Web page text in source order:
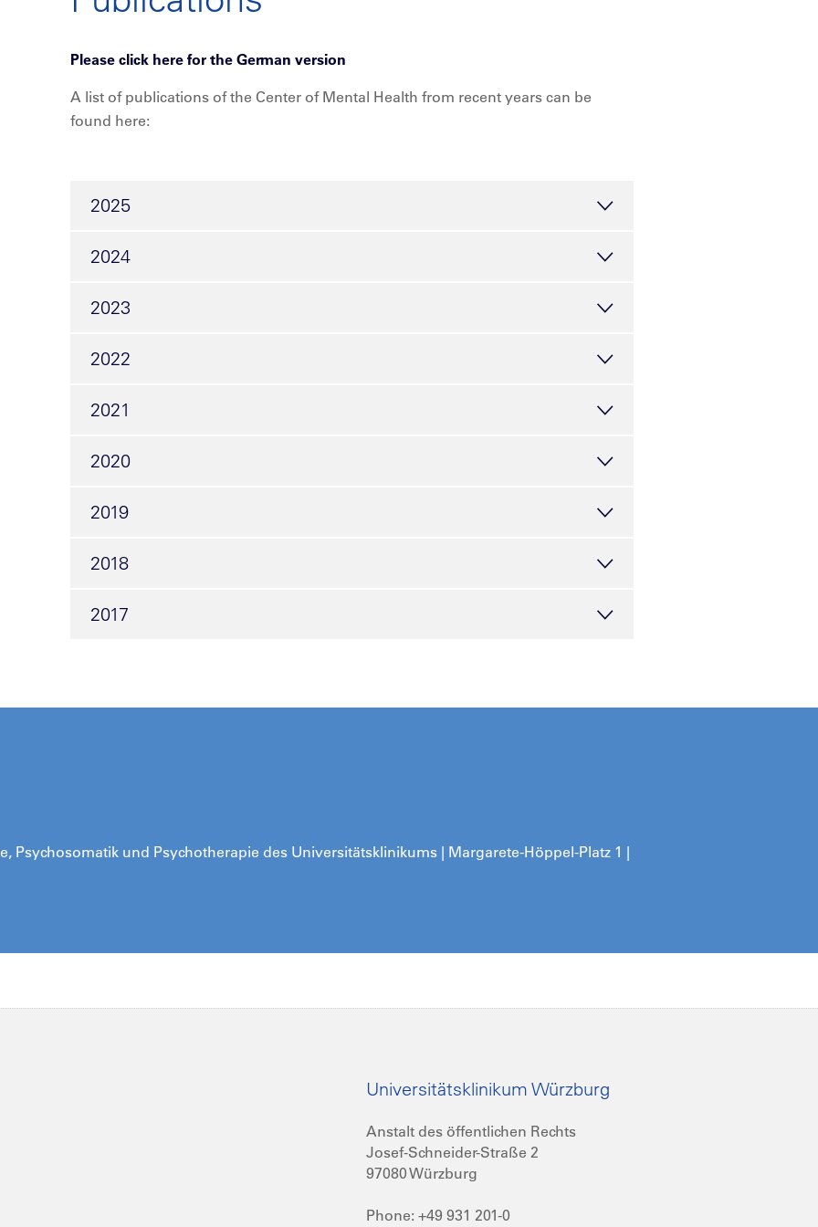
Please click here for the German version
A list of publications of the Center of Mental Health from recent years can be
found here:
2025
2024
2023
2022
2021
2020
2019
2018
2017
Psychosomatik und Psychotherapie des Universitätsklinikums | Margarete-Höppel-Platz 1 |
Universitätsklinikum Würzburg
Anstalt des öffentlichen Rechts
Josef-Schneider-Straße 2
97080 Würzburg
Phone: +49 931 201-0